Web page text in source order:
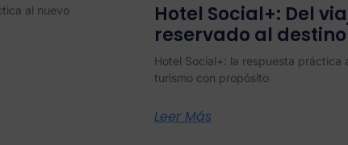
al nuevo
Hotel Social+: Del
reservado al
Hotel Social+: la respuesta práctica
turismo con propósito
Leer Más